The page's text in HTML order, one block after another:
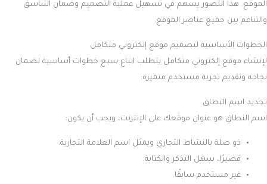
الموقع. هذا التصور يسهم في تسهيل عملية التصميم وضمان التناسق
والتناغم بين جميع عناصر الموقع.
الخطوات الأساسية لتصميم موقع إلكتروني متكامل
لإنشاء موقع إلكتروني متكامل يتطلب اتباع سبع خطوات أساسية لضمان
نجاحه وتقديم تجربة مستخدم متميزة:
تحديد اسم النطاق
اسم النطاق هو عنوان موقعك على الإنترنت، ويجب أن يكون:
ذو صلة بالنشاط التجاري ويمثل اسم العلامة التجارية.
قصيرًا، سهل التذكر والكتابة.
غير مستخدم سابقًا.